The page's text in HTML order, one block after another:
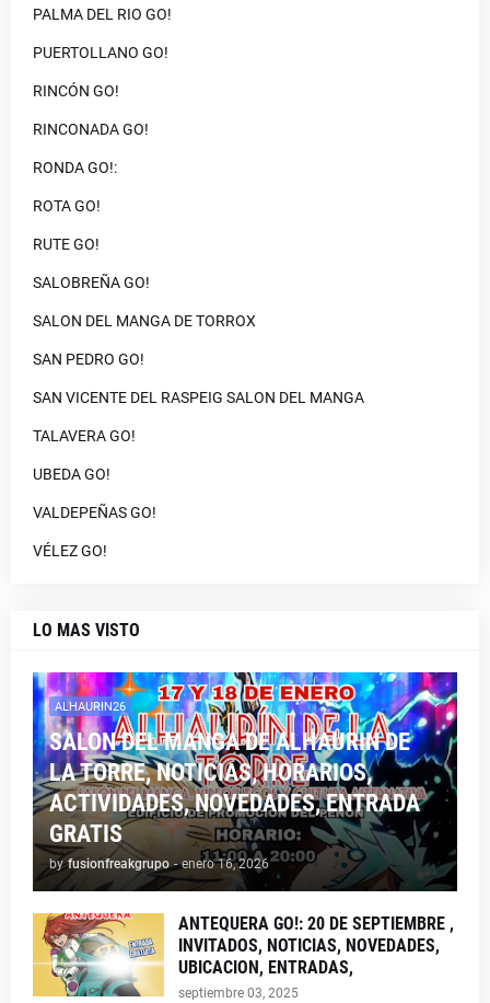
PALMA DEL RIO GO!
PUERTOLLANO GO!
RINCÓN GO!
RINCONADA GO!
RONDA GO!:
ROTA GO!
RUTE GO!
SALOBREÑA GO!
SALON DEL MANGA DE TORROX
SAN PEDRO GO!
SAN VICENTE DEL RASPEIG SALON DEL MANGA
TALAVERA GO!
UBEDA GO!
VALDEPEÑAS GO!
VÉLEZ GO!
LO MAS VISTO
ALHAURIN26
SALON DEL MANGA DE ALHAURIN DE
LA TORRE, NOTICIAS, HORARIOS,
ACTIVIDADES, NOVEDADES, ENTRADA
GRATIS
by fusionfreakgrupo - enero 16, 2026
ANTEQUERA GO!: 20 DE SEPTIEMBRE ,
INVITADOS, NOTICIAS, NOVEDADES,
UBICACION, ENTRADAS,
septiembre 03, 2025